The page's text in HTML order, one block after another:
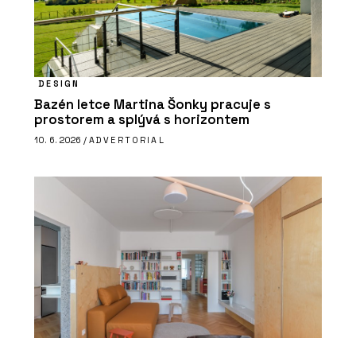
DESIGN
Bazén letce Martina Šonky pracuje s
prostorem a splývá s horizontem
10. 6. 2026 / ADVERTORIAL